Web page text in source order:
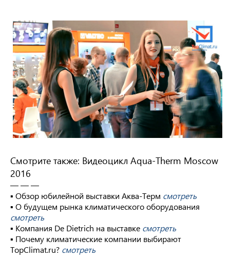
Смотрите также: Видеоцикл Aqua-Therm Moscow
2016
— — —
▪ Обзор юбилейной выставки Аква-Терм смотреть
▪ О будущем рынка климатического оборудования
смотреть
▪ Компания De Dietrich на выставке смотреть
▪ Почему климатические компании выбирают
TopClimat.ru? смотреть